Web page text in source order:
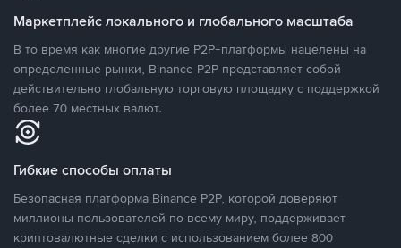
Маркетплейс локального и глобального масштаба
В то время как многие другие P2P-платформы нацелены на
определенные рынки, Binance P2P представляет собой
действительно глобальную торговую площадку с поддержкой
более 70 местных валют.
Гибкие способы оплаты
Безопасная платформа Binance P2P, которой доверяют
миллионы пользователей по всему миру, поддерживает
криптовалютные сделки с использованием более 800